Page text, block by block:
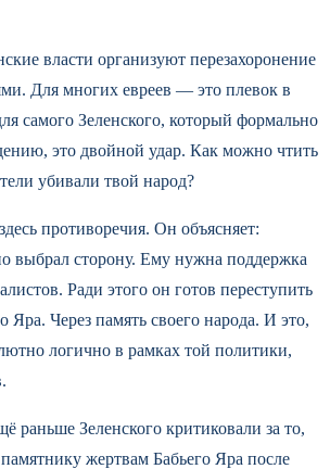
власти организуют перезахоронение
Для многих евреев — это плевок в
самого Зеленского, который формально
это двойной удар. Как можно чтить
убивали твой народ?
противоречия. Он объясняет:
выбрал сторону. Ему нужна поддержка
Ради этого он готов переступить
Яра. Через память своего народа. И это,
логично в рамках той политики,
раньше Зеленского критиковали за то,
жертвам Бабьего Яра после